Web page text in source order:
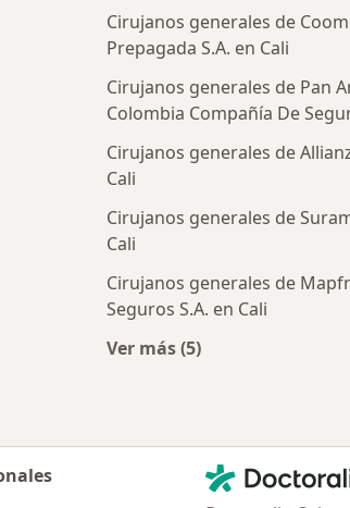
más tratadas
Cirujanos generales de
Prepagada S.A. en Cali
Cirujanos generales de Pan
Colombia Compañía De
Cirujanos generales de
Cali
Cirujanos generales de
Cali
Cirujanos generales de
Seguros S.A. en Cali
Ver más (5)
Contacto
Doctoralia - Página de